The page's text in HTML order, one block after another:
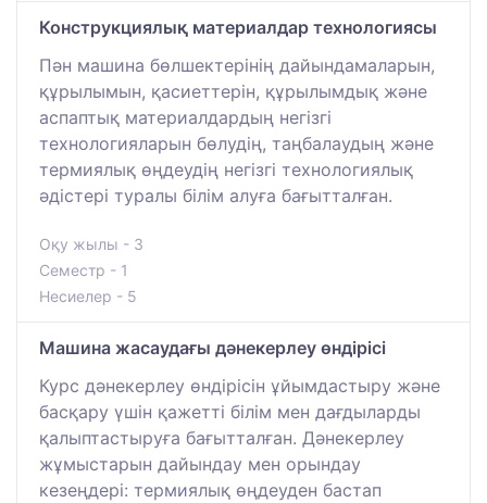
Конструкциялық материалдар технологиясы
Пән машина бөлшектерінің дайындамаларын,
құрылымын, қасиеттерін, құрылымдық және
аспаптық материалдардың негізгі
технологияларын бөлудің, таңбалаудың және
термиялық өңдеудің негізгі технологиялық
әдістері туралы білім алуға бағытталған.
Оқу жылы - 3
Семестр - 1
Несиелер - 5
Машина жасаудағы дәнекерлеу өндірісі
Курс дәнекерлеу өндірісін ұйымдастыру және
басқару үшін қажетті білім мен дағдыларды
қалыптастыруға бағытталған. Дәнекерлеу
жұмыстарын дайындау мен орындау
кезеңдері: термиялық өңдеуден бастап